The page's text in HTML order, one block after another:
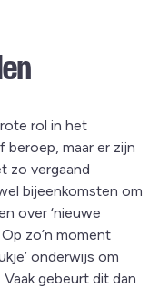
rol in het
beroep, maar er zijn
zo vergaand
bijeenkomsten om
over ‘nieuwe
zo’n moment
onderwijs om
gebeurt dit dan